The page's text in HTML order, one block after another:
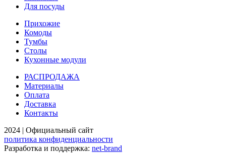
Для посуды
Прихожие
Комоды
Тумбы
Столы
Кухонные модули
РАСПРОДАЖА
Материалы
Оплата
Доставка
Контакты
2024 | Официальный сайт
политика конфиденциальности
Разработка и поддержка: net-brand